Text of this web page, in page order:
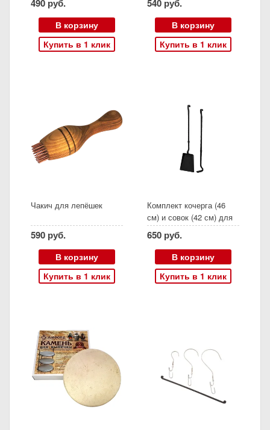
490 руб.
В корзину
Купить в 1 клик
540 руб.
В корзину
Купить в 1 клик
Чакич для лепёшек
590 руб.
В корзину
Купить в 1 клик
Комплект кочерга (46
см) и совок (42 см) для
тандыра
650 руб.
В корзину
Купить в 1 клик